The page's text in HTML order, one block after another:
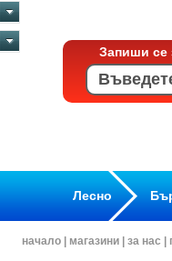
Запиши се
Лесно
начало магазини за нас